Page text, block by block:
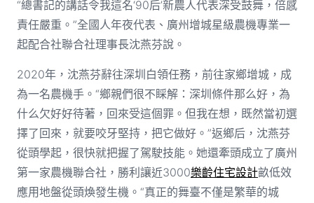
“總書記的講話令我這名‘90后’新農人代表深受鼓舞，倍感
責任嚴重。”全國人年夜代表、廣州增城星級農機專業一
起配合社聯合社理事長沈燕芬說。
2020年，沈燕芬辭往深圳白領任務，前往家鄉增城，成
為一名農機手。“鄉親們很不睬解：深圳條件那么好，為
什么欠好好待著，回來受這個罪。但我在想，既然當初選
擇了回來，就要咬牙堅持，把它做好。”返鄉后，沈燕芬
從頭學起，很快就把握了駕駛技能。她還牽頭成立了廣州
第一家農機聯合社，勝利讓近3000樂齡住宅設計畝低效
應用地盤從頭煥發生機。“真正的舞臺不僅是繁華的城